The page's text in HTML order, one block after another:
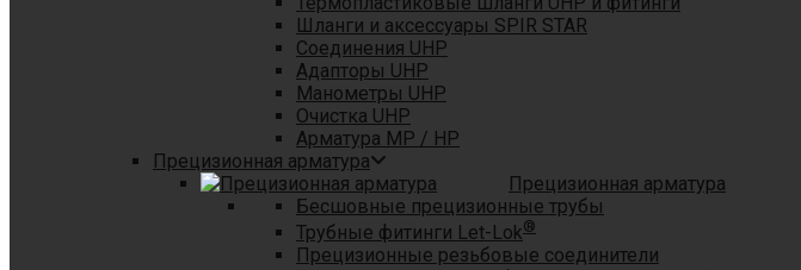
Шланги и аксессуары SPIR STAR
Соединения UHP
Адапторы UHP
Манометры UHP
Очистка UHP
Арматура MP / HP
Прецизионная арматура
Прецизионная арматура
Бесшовные прецизионные трубы
Трубные фитинги Let-Lok®
Прецизионные резьбовые соединители